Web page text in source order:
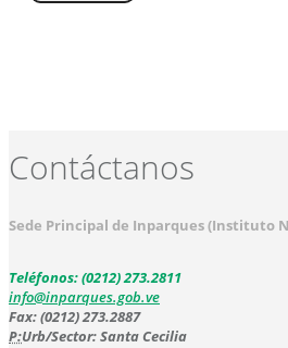
Contáctanos
Sede Principal de Inparques (Instituto
Teléfonos: (0212) 273.2811
info@inparques.gob.ve
Fax: (0212) 273.2887
P:Urb/Sector: Santa Cecilia